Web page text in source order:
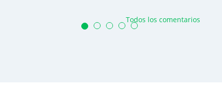
Todos los comentarios